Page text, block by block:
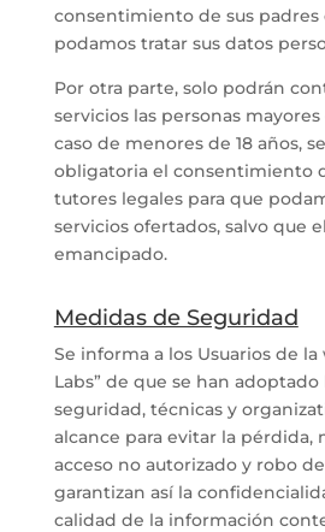
consentimiento de sus padres
podamos tratar sus datos
Por otra parte, solo podrán
servicios las personas mayores
caso de menores de 18 años,
obligatoria el consentimiento
tutores legales para que
servicios ofertados, salvo que
emancipado.
Medidas de Seguridad
Se informa a los Usuarios de
Labs” de que se han
seguridad, técnicas y
alcance para evitar la pérdida,
acceso no autorizado y robo
garantizan así la
calidad de la información